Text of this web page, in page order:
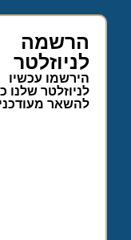
הרשמה
לניוזלטר
הירשמו עכשיו
לניוזלטר שלנו כדי
להשאר מעודכנים